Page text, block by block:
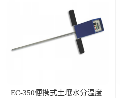
EC-350便携式土壤水分温度